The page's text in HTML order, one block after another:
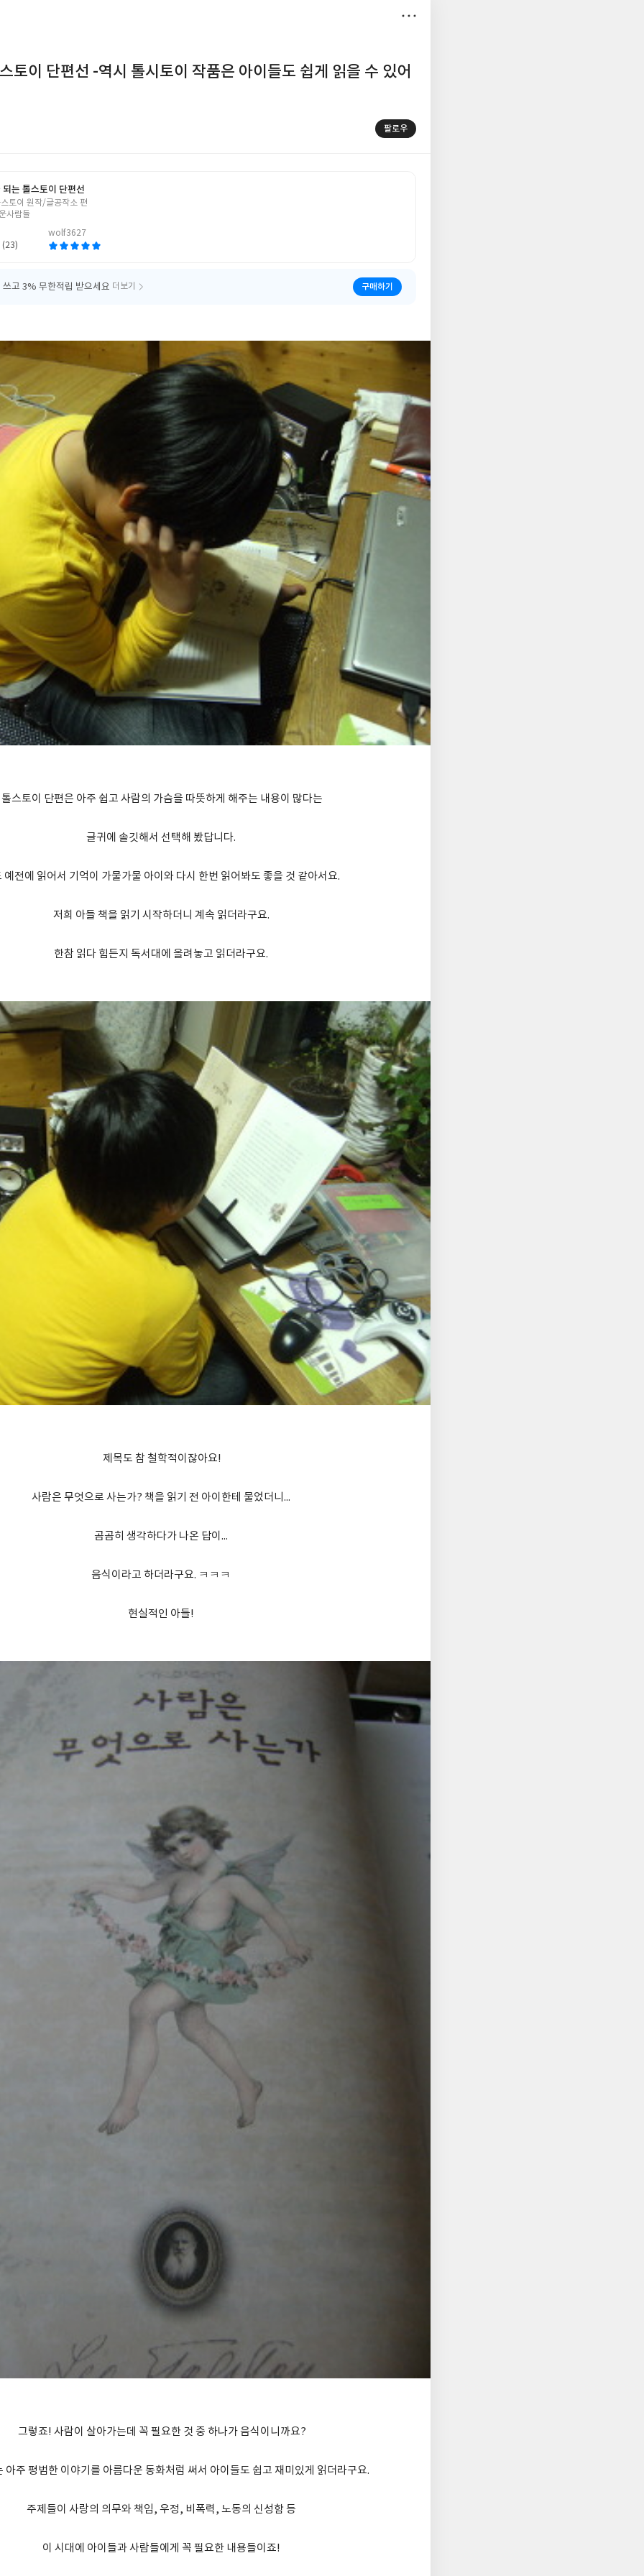
토이 단편선 -역시 톨시토이 작품은 아이들도 쉽게 읽을 수 있어
팔로우
되는 톨스토이 단편선
토이 원작/글공작소 편
사람들
(23)
wolf3627
쓰고 3% 무한적립 받으세요 더보기 구매하기
톨스토이 단편은 아주 쉽고 사람의 가슴을 따뜻하게 해주는 내용이 많다는
글귀에 솔깃해서 선택해 봤답니다.
예전에 읽어서 기억이 가물가물 아이와 다시 한번 읽어봐도 좋을 것 같아서요.
저희 아들 책을 읽기 시작하더니 계속 읽더라구요.
한참 읽다 힘든지 독서대에 올려놓고 읽더라구요.
제목도 참 철학적이잖아요!
사람은 무엇으로 사는가? 책을 읽기 전 아이한테 물었더니...
곰곰히 생각하다가 나온 답이...
음식이라고 하더라구요. ㅋㅋㅋ
현실적인 아들!
그렇죠! 사람이 살아가는데 꼭 필요한 것 중 하나가 음식이니까요?
아주 평범한 이야기를 아름다운 동화처럼 써서 아이들도 쉽고 재미있게 읽더라구요.
주제들이 사랑의 의무와 책임, 우정, 비폭력, 노동의 신성함 등
이 시대에 아이들과 사람들에게 꼭 필요한 내용들이죠!